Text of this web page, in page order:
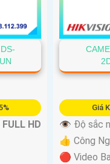
FULL HD
Giá
👁 Độ sắc
👍 Công
🔴 Video